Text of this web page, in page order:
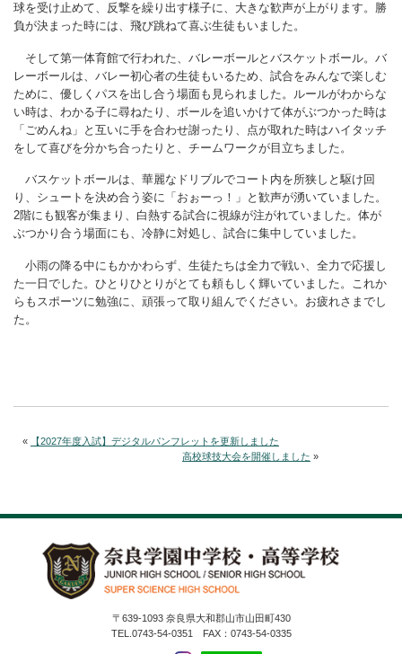
球を受け止めて、反撃を繰り出す様子に、大きな歓声が上がります。勝
負が決まった時には、飛び跳ねて喜ぶ生徒もいました。
そして第一体育館で行われた、バレーボールとバスケットボール。バ
レーボールは、バレー初心者の生徒もいるため、試合をみんなで楽しむ
ために、優しくパスを出し合う場面も見られました。ルールがわからな
い時は、わかる子に尋ねたり、ボールを追いかけて体がぶつかった時は
「ごめんね」と互いに手を合わせ謝ったり、点が取れた時はハイタッチ
をして喜びを分かち合ったりと、チームワークが目立ちました。
バスケットボールは、華麗なドリブルでコート内を所狭しと駆け回
り、シュートを決め合う姿に「おぉーっ！」と歓声が湧いていました。
2階にも観客が集まり、白熱する試合に視線が注がれていました。体が
ぶつかり合う場面にも、冷静に対処し、試合に集中していました。
小雨の降る中にもかかわらず、生徒たちは全力で戦い、全力で応援し
た一日でした。ひとりひとりがとても頼もしく輝いていました。これか
らもスポーツに勉強に、頑張って取り組んでください。お疲れさまでし
た。
«
【2027年度入試】デジタルパンフレットを更新しました
高校球技大会を開催しました »
〒639-1093 奈良県大和郡山市山田町430
TEL.0743-54-0351 FAX：0743-54-0335